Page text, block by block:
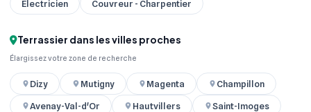
Électricien
Couvreur - Charpentier
Terrassier dans les villes proches
Élargissez votre zone de recherche
Dizy Mutigny Magenta
Champillon
Avenay-Val-d'Or
Hautvillers
Saint-Imoges